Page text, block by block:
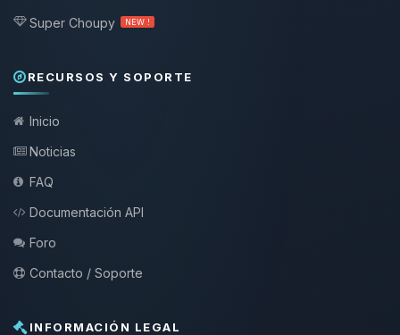
Super Choupy NEW !
RECURSOS Y SOPORTE
Inicio
Noticias
FAQ
Documentación API
Foro
Contacto / Soporte
INFORMACIÓN LEGAL